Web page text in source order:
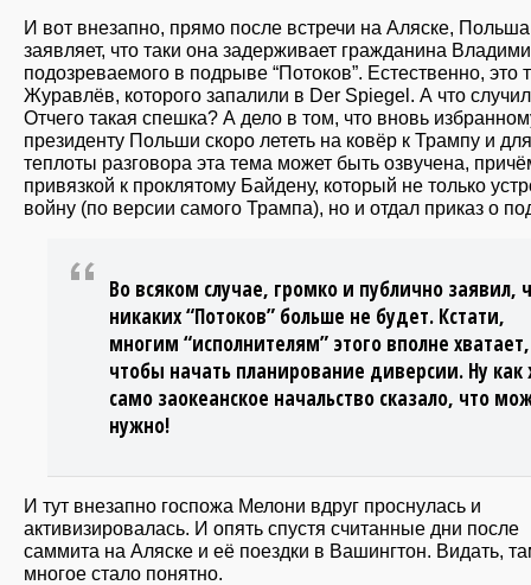
И вот внезапно, прямо после встречи на Аляске, Польша
заявляет, что таки она задерживает гражданина
подозреваемого в подрыве “Потоков”. Естественно, это
Журавлёв, которого запалили в Der Spiegel. А что
Отчего такая спешка? А дело в том, что вновь
президенту Польши скоро лететь на ковёр к Трампу и для
теплоты разговора эта тема может быть озвучена,
привязкой к проклятому Байдену, который не только
войну (по версии самого Трампа), но и отдал приказ о
Во всяком случае, громко и публично заявил,
никаких “Потоков” больше не будет. Кстати,
многим “исполнителям” этого вполне хватает,
чтобы начать планирование диверсии. Ну
само заокеанское начальство сказало, что
нужно!
И тут внезапно госпожа Мелони вдруг проснулась и
активизировалась. И опять спустя считанные дни после
саммита на Аляске и её поездки в Вашингтон. Видать,
многое стало понятно.